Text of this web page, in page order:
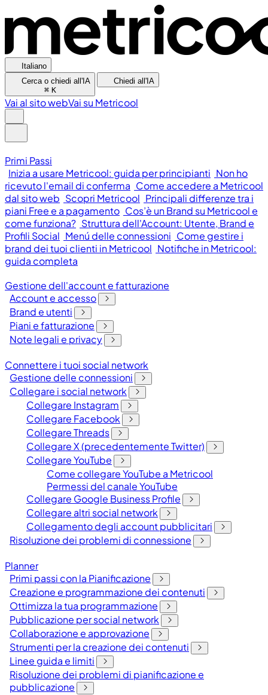
Italiano
Cerca o chiedi all'IA
⌘ K
Chiedi all'IA
Vai al sito webVai su Metricool
Primi Passi
Inizia a usare Metricool: guida per principianti Non ho
ricevuto l'email di conferma Come accedere a Metricool
dal sito web Scopri Metricool Principali differenze tra i
piani Free e a pagamento Cos’è un Brand su Metricool e
come funziona? Struttura dell'Account: Utente, Brand e
Profili Social Menú delle connessioni Come gestire i
brand dei tuoi clienti in Metricool Notifiche in Metricool:
guida completa
Gestione dell'account e fatturazione
Account e accesso
Brand e utenti
Piani e fatturazione
Note legali e privacy
Connettere i tuoi social network
Gestione delle connessioni
Collegare i social network
Collegare Instagram
Collegare Facebook
Collegare Threads
Collegare X (precedentemente Twitter)
Collegare YouTube
Come collegare YouTube a Metricool
Permessi del canale YouTube
Collegare Google Business Profile
Collegare altri social network
Collegamento degli account pubblicitari
Risoluzione dei problemi di connessione
Planner
Primi passi con la Pianificazione
Creazione e programmazione dei contenuti
Ottimizza la tua programmazione
Pubblicazione per social network
Collaborazione e approvazione
Strumenti per la creazione dei contenuti
Linee guida e limiti
Risoluzione dei problemi di pianificazione e
pubblicazione